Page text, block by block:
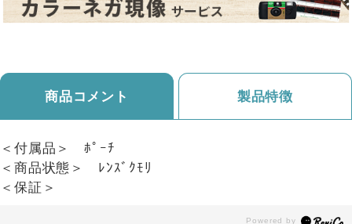
商品コメント 製品特徴
＜付属品＞ ﾎﾟｰﾁ
＜商品状態＞ ﾚﾝｽﾞｸﾓﾘ
＜保証＞